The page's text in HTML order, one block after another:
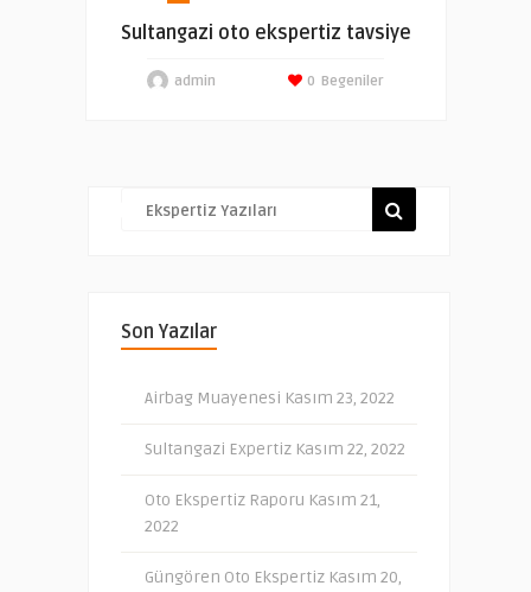
Sultangazi oto ekspertiz tavsiye
admin Begeniler
0
Son Yazılar
Airbag Muayenesi Kasım 23, 2022
Sultangazi Expertiz Kasım 22, 2022
Oto Ekspertiz Raporu Kasım 21,
2022
Güngören Oto Ekspertiz Kasım 20,